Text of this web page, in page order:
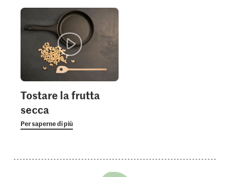
Tostare la frutta
secca
Per saperne di più